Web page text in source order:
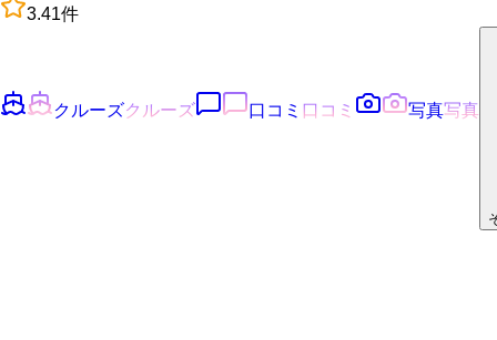
3.41件
クルーズクルーズ 口コミ 口コミ 写真写真